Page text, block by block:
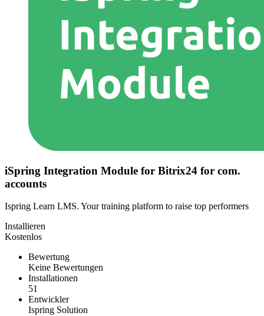
iSpring Integration Module for Bitrix24 for com.
accounts
Ispring Learn LMS. Your training platform to raise top performers
Installieren
Kostenlos
Bewertung
Keine Bewertungen
Installationen
51
Entwickler
Ispring Solution